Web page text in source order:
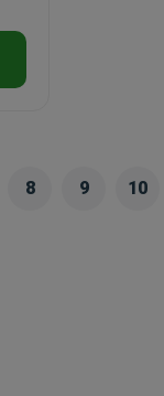
8 9 10